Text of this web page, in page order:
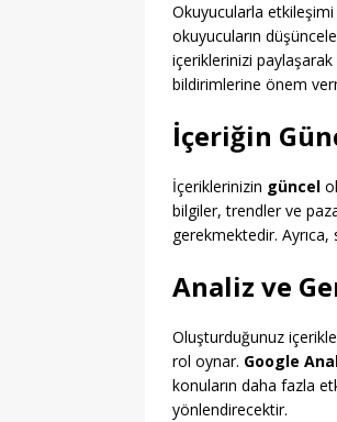
Okuyucularla etkileşimi
okuyucuların
içeriklerinizi paylaşarak
bildirimlerine önem
İçeriğin
İçeriklerinizin güncel
bilgiler, trendler ve
gerekmektedir.
Analiz ve
Oluşturduğunuz
rol oynar. Google
konuların daha fazla
yönlendirecektir.